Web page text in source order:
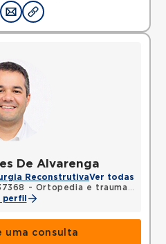
De Alvarenga
ReconstrutivaVer todas
- Ortopedia e traumatologia
perfil
uma consulta